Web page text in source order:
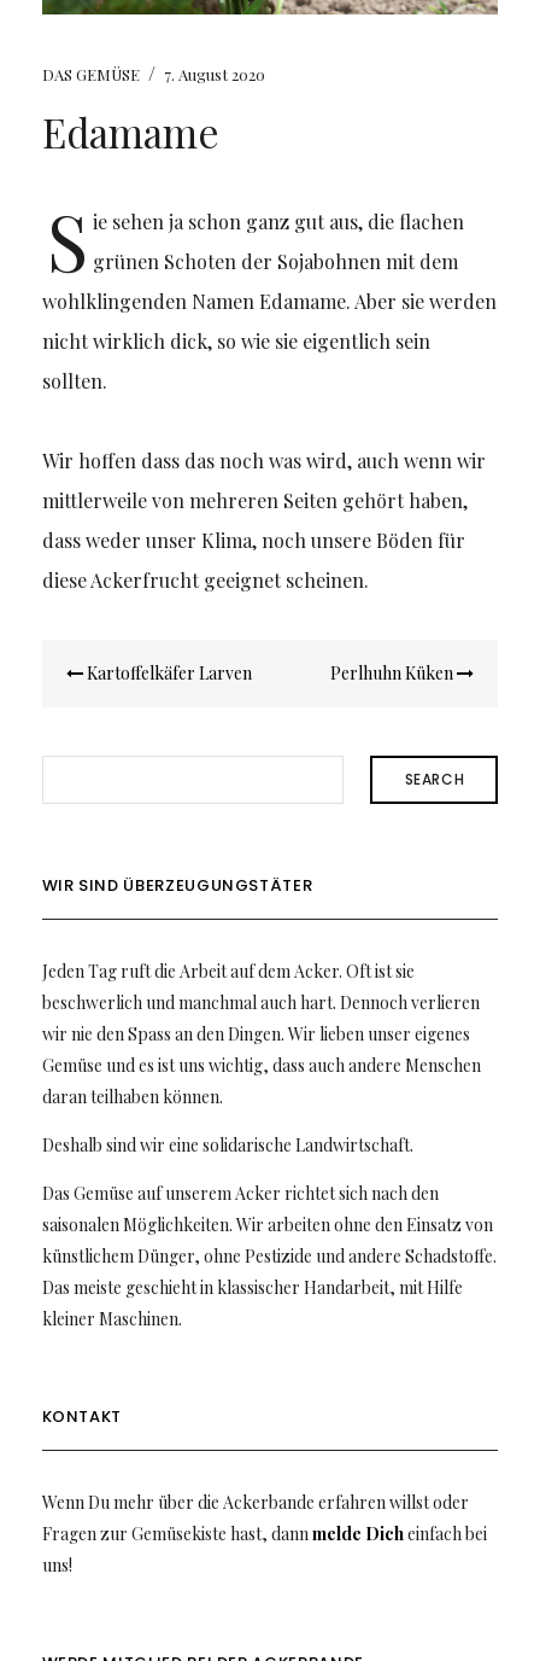
DAS GEMÜSE / 7. August 2020
Edamame
S ie sehen ja schon ganz gut aus, die flachen
grünen Schoten der Sojabohnen mit dem
wohlklingenden Namen Edamame. Aber sie werden
nicht wirklich dick, so wie sie eigentlich sein
sollten.
Wir hoffen dass das noch was wird, auch wenn wir
mittlerweile von mehreren Seiten gehört haben,
dass weder unser Klima, noch unsere Böden für
diese Ackerfrucht geeignet scheinen.
Beitragsnavigation
Kartoffelkäfer Larven Perlhuhn Küken
SEARCH
WIR SIND ÜBERZEUGUNGSTÄTER
Jeden Tag ruft die Arbeit auf dem Acker. Oft ist sie
beschwerlich und manchmal auch hart. Dennoch verlieren
wir nie den Spass an den Dingen. Wir lieben unser eigenes
Gemüse und es ist uns wichtig, dass auch andere Menschen
daran teilhaben können.
Deshalb sind wir eine solidarische Landwirtschaft.
Das Gemüse auf unserem Acker richtet sich nach den
saisonalen Möglichkeiten. Wir arbeiten ohne den Einsatz von
künstlichem Dünger, ohne Pestizide und andere Schadstoffe.
Das meiste geschieht in klassischer Handarbeit, mit Hilfe
kleiner Maschinen.
KONTAKT
Wenn Du mehr über die Ackerbande erfahren willst oder
Fragen zur Gemüsekiste hast, dann melde Dicheinfach bei
uns!